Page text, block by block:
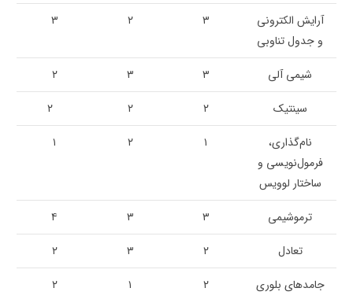
آرایش الکترونی
و جدول تناوبی
۳ ۲ ۳
شیمی آلی ۳ ۳
۲
سینتیک
۲ ۲
۲
نام‌گذاری،
فرمول‌نویسی و
ساختار لوویس
۱ ۲ ۱
ترموشیمی ۳ ۳
۴
تعادل
۲ ۳
۲
جامدهای بلوری
۲ ۱
۲